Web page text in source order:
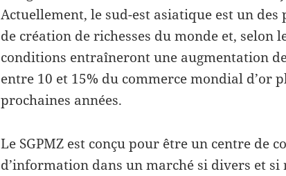
Actuellement, le sud-est asiatique est un
de création de richesses du monde et, selon
conditions entraîneront une augmentation
entre 10 et 15% du commerce mondial d’or
prochaines années.
Le SGPMZ est conçu pour être un centre de
d’information dans un marché si divers et si